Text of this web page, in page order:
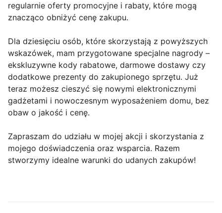
regularnie oferty promocyjne i rabaty, które mogą
znacząco obniżyć cenę zakupu.
Dla dziesięciu osób, które skorzystają z powyższych
wskazówek, mam przygotowane specjalne nagrody –
ekskluzywne kody rabatowe, darmowe dostawy czy
dodatkowe prezenty do zakupionego sprzętu. Już
teraz możesz cieszyć się nowymi elektronicznymi
gadżetami i nowoczesnym wyposażeniem domu, bez
obaw o jakość i cenę.
Zapraszam do udziału w mojej akcji i skorzystania z
mojego doświadczenia oraz wsparcia. Razem
stworzymy idealne warunki do udanych zakupów!